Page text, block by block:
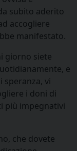
subito aderito
accogliere
manifestato.
giorno siete
e
speranza, vi
i doni di
più impegnativi
che dovete